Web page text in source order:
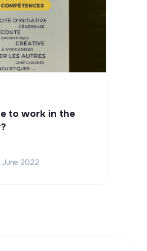
to work in the
2022